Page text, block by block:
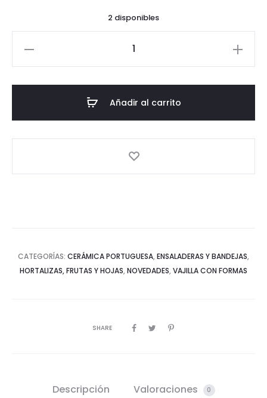
2 disponibles
Añadir al carrito
CATEGORÍAS: CERÁMICA PORTUGUESA, ENSALADERAS Y BANDEJAS,
HORTALIZAS, FRUTAS Y HOJAS, NOVEDADES, VAJILLA CON FORMAS
SHARE
Descripción Valoraciones 0